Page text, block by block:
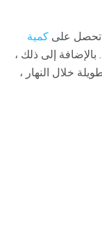
كمية
. بالإضافة إلى ذلك ،
خلال النهار ،